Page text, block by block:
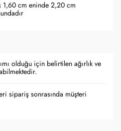
1,60 cm eninde 2,20 cm
olduğu için belirtilen ağırlık ve
sipariş sonrasında müşteri